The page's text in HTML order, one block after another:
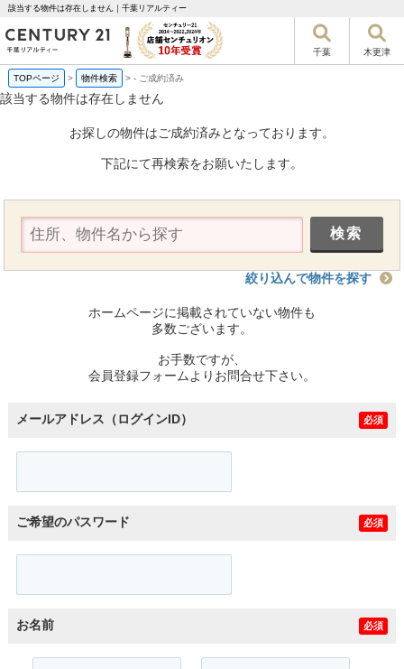
該当する物件は存在しません｜千葉リアルティー
千葉 木更津
TOPページ > 物件検索 >- ご成約済み
該当する物件は存在しません
お探しの物件はご成約済みとなっております。
下記にて再検索をお願いたします。
絞り込んで物件を探す
ホームページに掲載されていない物件も
多数ございます。
お手数ですが、
会員登録フォームよりお問合せ下さい。
メールアドレス（ログインID） 必須
ご希望のパスワード 必須
お名前 必須